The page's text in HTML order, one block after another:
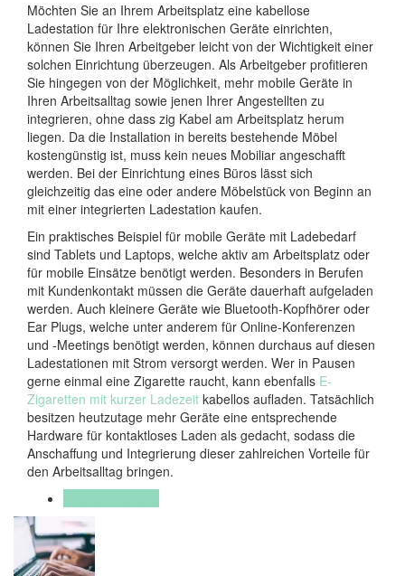
Möchten Sie an Ihrem Arbeitsplatz eine kabellose
Ladestation für Ihre elektronischen Geräte einrichten,
können Sie Ihren Arbeitgeber leicht von der Wichtigkeit einer
solchen Einrichtung überzeugen. Als Arbeitgeber profitieren
Sie hingegen von der Möglichkeit, mehr mobile Geräte in
Ihren Arbeitsalltag sowie jenen Ihrer Angestellten zu
integrieren, ohne dass zig Kabel am Arbeitsplatz herum
liegen. Da die Installation in bereits bestehende Möbel
kostengünstig ist, muss kein neues Mobiliar angeschafft
werden. Bei der Einrichtung eines Büros lässt sich
gleichzeitig das eine oder andere Möbelstück von Beginn an
mit einer integrierten Ladestation kaufen.
Ein praktisches Beispiel für mobile Geräte mit Ladebedarf
sind Tablets und Laptops, welche aktiv am Arbeitsplatz oder
für mobile Einsätze benötigt werden. Besonders in Berufen
mit Kundenkontakt müssen die Geräte dauerhaft aufgeladen
werden. Auch kleinere Geräte wie Bluetooth-Kopfhörer oder
Ear Plugs, welche unter anderem für Online-Konferenzen
und -Meetings benötigt werden, können durchaus auf diesen
Ladestationen mit Strom versorgt werden. Wer in Pausen
gerne einmal eine Zigarette raucht, kann ebenfalls E-
Zigaretten mit kurzer Ladezeit kabellos aufladen. Tatsächlich
besitzen heutzutage mehr Geräte eine entsprechende
Hardware für kontaktloses Laden als gedacht, sodass die
Anschaffung und Integrierung dieser zahlreichen Vorteile für
den Arbeitsalltag bringen.